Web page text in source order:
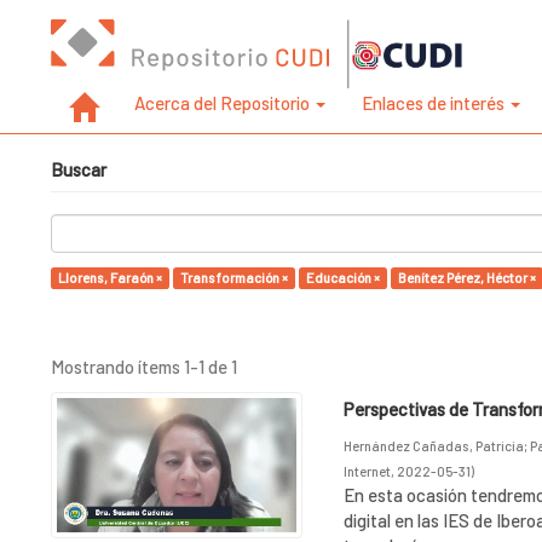
Acerca del Repositorio Enlaces de interés
Buscar
Llorens, Faraón × Transformación × Educación × Benítez Pérez, Héctor ×
Mostrando ítems 1-1 de 1
Perspectivas de
Hernández Cañadas, Patricia;
Internet, 2022-05-31)
En esta ocasión
digital en las IES de